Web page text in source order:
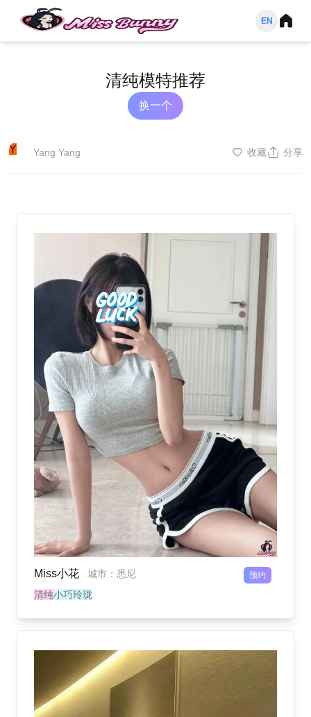
EN
清纯模特推荐
换一个
Y Yang Yang 收藏 分享
Miss小花 城市 ： 悉尼 预约
清纯小巧玲珑